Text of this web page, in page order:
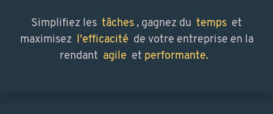
Simplifiez les tâches , gagnez du temps et
maximisez l'efficacité de votre entreprise en la
rendant agile et performante.